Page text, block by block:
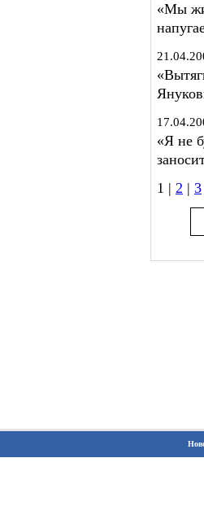
«Мы
«Я не
1 | 2 | 3